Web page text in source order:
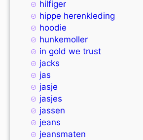
hilfiger
hippe herenkleding
hoodie
hunkemoller
in gold we trust
jacks
jas
jasje
jasjes
jassen
jeans
jeansmaten